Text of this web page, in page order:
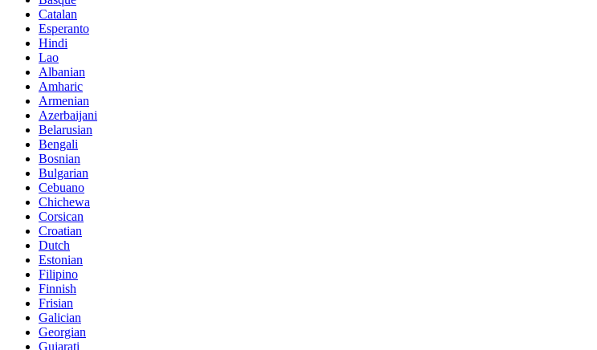
Catalan
Esperanto
Hindi
Lao
Albanian
Amharic
Armenian
Azerbaijani
Belarusian
Bengali
Bosnian
Bulgarian
Cebuano
Chichewa
Corsican
Croatian
Dutch
Estonian
Filipino
Finnish
Frisian
Galician
Georgian
Gujarati